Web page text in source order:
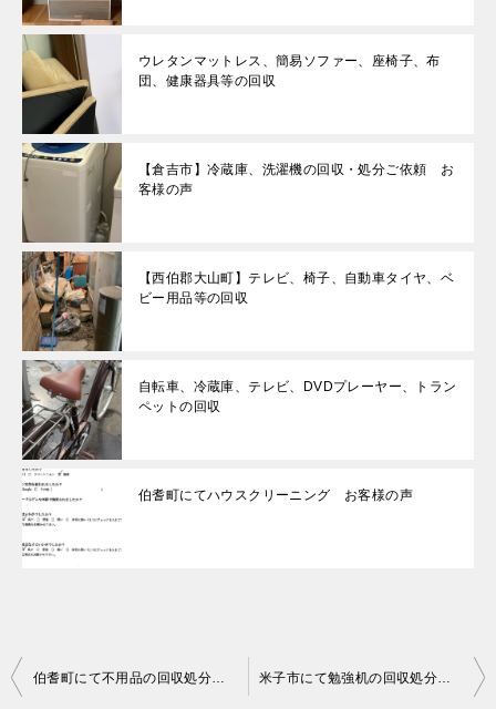
ウレタンマットレス、簡易ソファー、座椅子、布
団、健康器具等の回収
【倉吉市】冷蔵庫、洗濯機の回収・処分ご依頼 お
客様の声
【西伯郡大山町】テレビ、椅子、自動車タイヤ、ベ
ビー用品等の回収
自転車、冷蔵庫、テレビ、DVDプレーヤー、トラン
ペットの回収
伯耆町にてハウスクリーニング お客様の声
投
伯耆町にて不用品の回収処分 お客さまの声 米子市にて勉強机の回収処分 お客様の声